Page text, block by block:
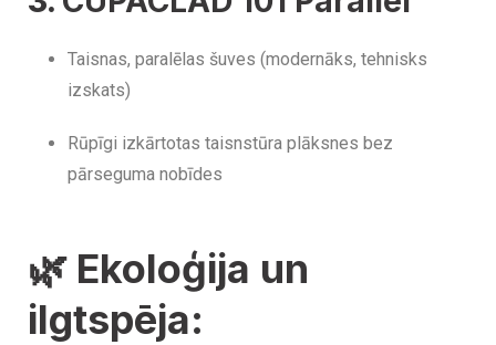
Taisnas, paralēlas šuves (modernāks, tehnisks
izskats)
Rūpīgi izkārtotas taisnstūra plāksnes bez
pārseguma nobīdes
🌿 Ekoloģija un
ilgtspēja: